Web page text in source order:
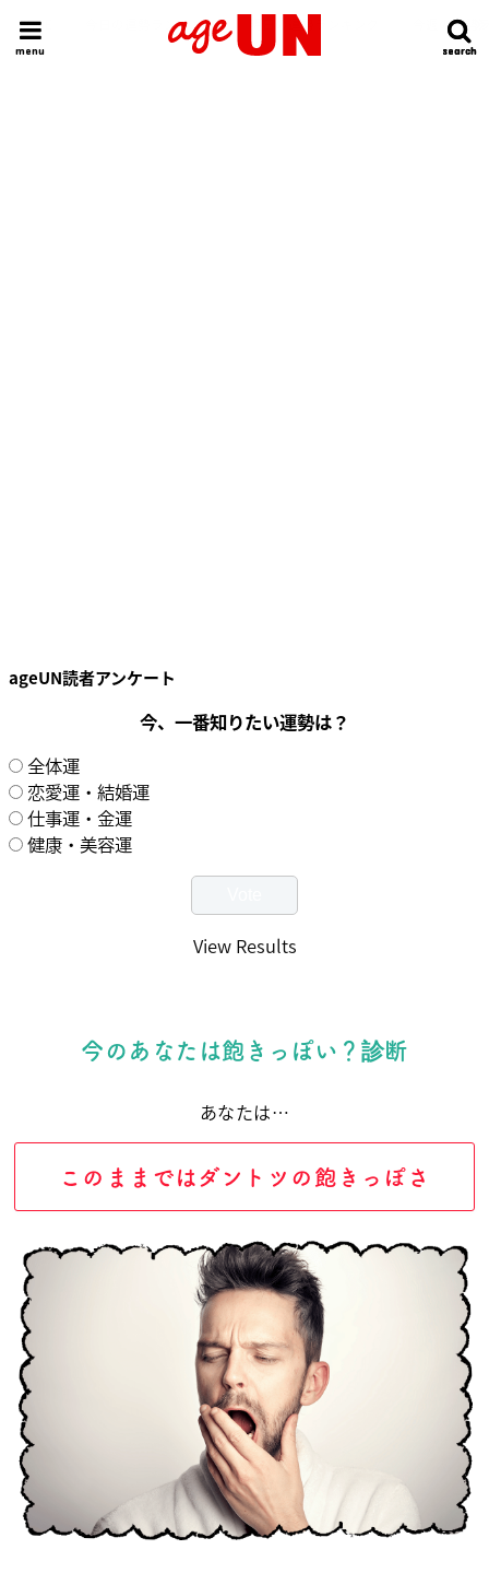
search
search
menu
HOME 今日の運勢ランキング 明日の運勢ランキング 今週の運勢
ageUN読者アンケート
今、一番知りたい運勢は？
全体運
恋愛運・結婚運
仕事運・金運
健康・美容運
View Results
今のあなたは飽きっぽい？診断
あなたは…
このままではダントツの飽きっぽさ